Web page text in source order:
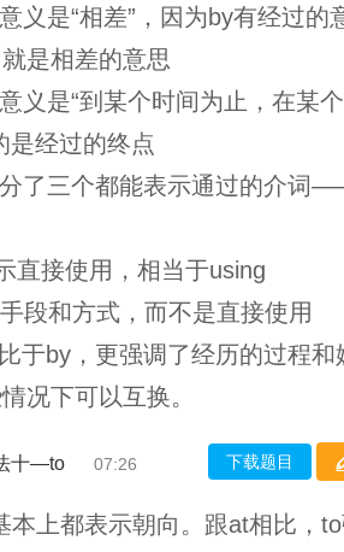
义是“相差”，因为by有经过的
是相差的意思
义是“到某个时间为止，在某
是经过的终点
了三个都能表示通过的介词
直接使用，相当于using
段和方式，而不是直接使用
于by，更强调了经历的过程和
况下可以互换。
十—to 07:26 下载题目
本上都表示朝向。跟at相比，